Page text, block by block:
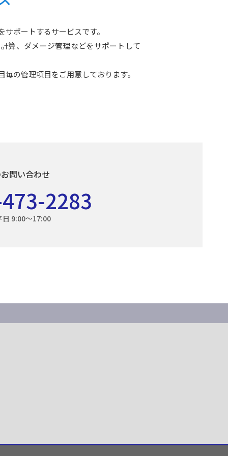
ポートするサービスです。
算、ダメージ管理などをサポートして
の管理項目をご用意しております。
問い合わせ
2283
9:00〜17:00